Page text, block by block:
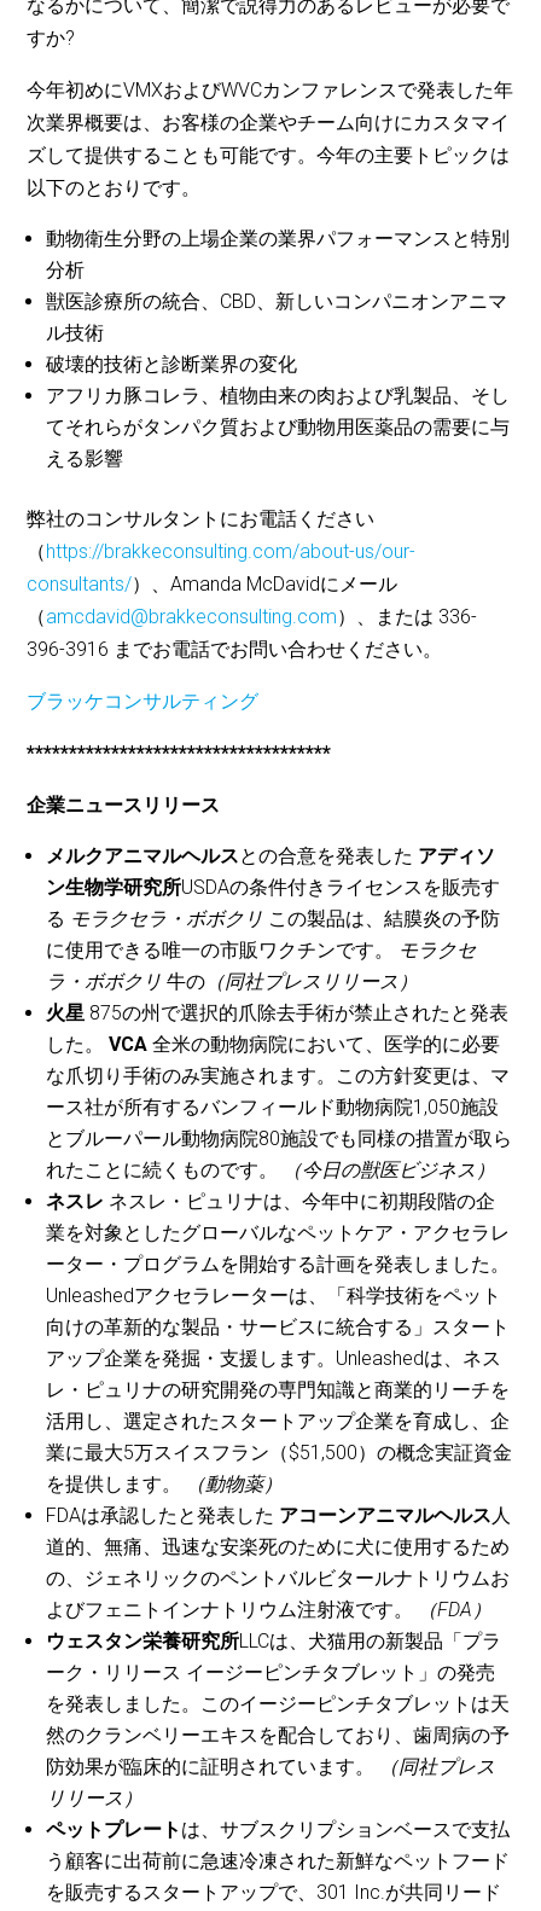
なるかについて、簡潔で説得力のあるレビューが必要で
すか?
今年初めにVMXおよびWVCカンファレンスで発表した年
次業界概要は、お客様の企業やチーム向けにカスタマイ
ズして提供することも可能です。今年の主要トピックは
以下のとおりです。
動物衛生分野の上場企業の業界パフォーマンスと特別
分析
獣医診療所の統合、CBD、新しいコンパニオンアニマ
ル技術
破壊的技術と診断業界の変化
アフリカ豚コレラ、植物由来の肉および乳製品、そし
てそれらがタンパク質および動物用医薬品の需要に与
える影響
弊社のコンサルタントにお電話ください
（ https://brakkeconsulting.com/about-us/our-
consultants/）、Amanda McDavidにメール
（amcdavid@brakkeconsulting.com）、または 336-
396-3916 までお電話でお問い合わせください。
ブラッケコンサルティング
************************************
企業ニュースリリース
メルクアニマルヘルスとの合意を発表した アディソ
ン生物学研究所USDAの条件付きライセンスを販売す
る モラクセラ・ボボクリ この製品は、結膜炎の予防
に使用できる唯一の市販ワクチンです。 モラクセ
ラ・ボボクリ 牛の （同社プレスリリース）
火星 875の州で選択的爪除去手術が禁止されたと発表
した。
VCA 全米の動物病院において、医学的に必要
な爪切り手術のみ実施されます。この方針変更は、マ
ース社が所有するバンフィールド動物病院1,050施設
とブルーパール動物病院80施設でも同様の措置が取ら
れたことに続くものです。
（今日の獣医ビジネス）
ネスレ ネスレ・ピュリナは、今年中に初期段階の企
業を対象としたグローバルなペットケア・アクセラレ
ーター・プログラムを開始する計画を発表しました。
Unleashedアクセラレーターは、「科学技術をペット
向けの革新的な製品・サービスに統合する」スタート
アップ企業を発掘・支援します。Unleashedは、ネス
レ・ピュリナの研究開発の専門知識と商業的リーチを
活用し、選定されたスタートアップ企業を育成し、企
業に最大5万スイスフラン（$51,500）の概念実証資金
を提供します。
（動物薬）
FDAは承認したと発表した アコーンアニマルヘルス人
道的、無痛、迅速な安楽死のために犬に使用するため
の、ジェネリックのペントバルビタールナトリウムお
よびフェニトインナトリウム注射液です。
（FDA）
ウェスタン栄養研究所LLCは、犬猫用の新製品「プラ
ーク・リリース イージーピンチタブレット」の発売
を発表しました。このイージーピンチタブレットは天
然のクランベリーエキスを配合しており、歯周病の予
防効果が臨床的に証明されています。
（同社プレス
リリース）
ペットプレート は、サブスクリプションベースで支払
う顧客に出荷前に急速冷凍された新鮮なペットフード
を販売するスタートアップで、301 Inc.が共同リード